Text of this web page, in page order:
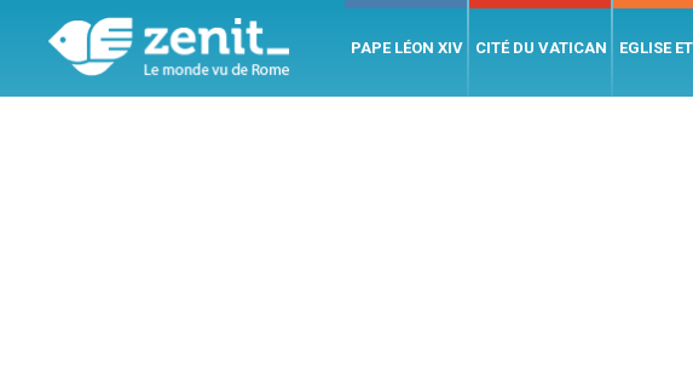
PAPE LÉON XIV CITÉ DU VATICAN EGLISE